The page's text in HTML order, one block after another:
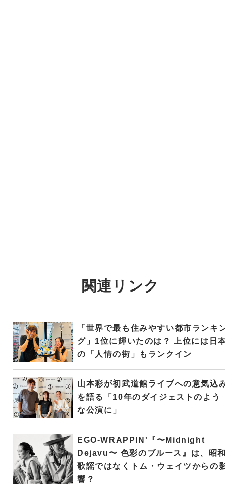
関連リンク
「世界で最も住みやすい都市ランキ
グ」1位に輝いたのは？ 上位には日
の「人情の街」もランクイン
山本彩が初武道館ライブへの意気込
を語る「10年のダイジェストのよう
な公演に」
EGO-WRAPPIN'『〜Midnight
Dejavu〜 色彩のブルース』は、昭
歌謡ではなくトム・ウェイツからの
響？